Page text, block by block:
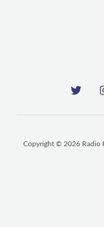
Copyright © 2026 Radio